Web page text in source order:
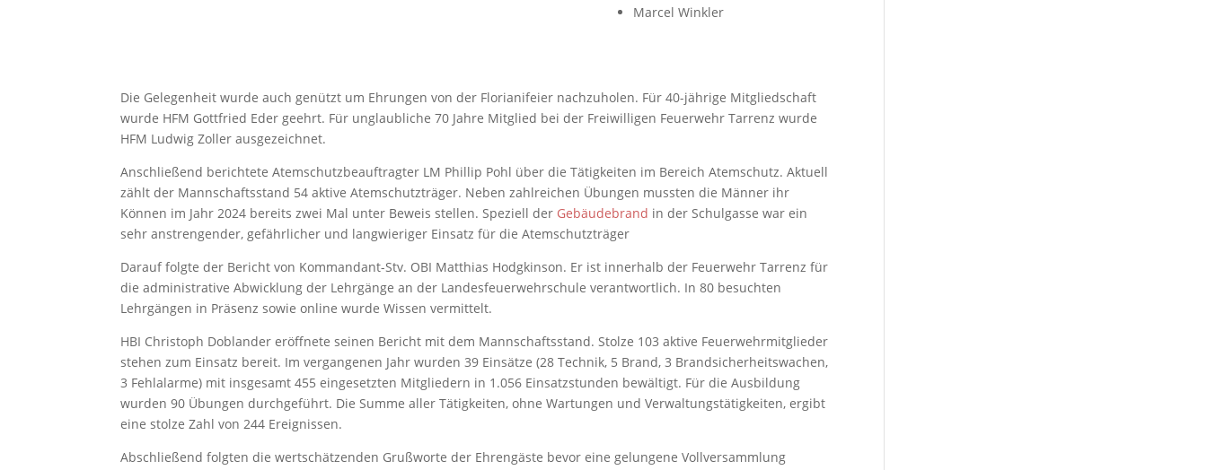
Marcel Winkler
Die Gelegenheit wurde auch genützt um Ehrungen von der Florianifeier nachzuholen. Für 40-jährige Mitgliedschaft
wurde HFM Gottfried Eder geehrt. Für unglaubliche 70 Jahre Mitglied bei der Freiwilligen Feuerwehr Tarrenz wurde
HFM Ludwig Zoller ausgezeichnet.
Anschließend berichtete Atemschutzbeauftragter LM Phillip Pohl über die Tätigkeiten im Bereich Atemschutz. Aktuell
zählt der Mannschaftsstand 54 aktive Atemschutzträger. Neben zahlreichen Übungen mussten die Männer ihr
Können im Jahr 2024 bereits zwei Mal unter Beweis stellen. Speziell der Gebäudebrand in der Schulgasse war ein
sehr anstrengender, gefährlicher und langwieriger Einsatz für die Atemschutzträger
Darauf folgte der Bericht von Kommandant-Stv. OBI Matthias Hodgkinson. Er ist innerhalb der Feuerwehr Tarrenz für
die administrative Abwicklung der Lehrgänge an der Landesfeuerwehrschule verantwortlich. In 80 besuchten
Lehrgängen in Präsenz sowie online wurde Wissen vermittelt.
HBI Christoph Doblander eröffnete seinen Bericht mit dem Mannschaftsstand. Stolze 103 aktive Feuerwehrmitglieder
stehen zum Einsatz bereit. Im vergangenen Jahr wurden 39 Einsätze (28 Technik, 5 Brand, 3 Brandsicherheitswachen,
3 Fehlalarme) mit insgesamt 455 eingesetzten Mitgliedern in 1.056 Einsatzstunden bewältigt. Für die Ausbildung
wurden 90 Übungen durchgeführt. Die Summe aller Tätigkeiten, ohne Wartungen und Verwaltungstätigkeiten, ergibt
eine stolze Zahl von 244 Ereignissen.
Abschließend folgten die wertschätzenden Grußworte der Ehrengäste bevor eine gelungene Vollversammlung